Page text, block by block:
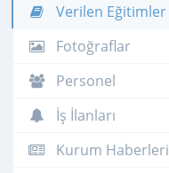
Verilen Eğitimler
Fotoğraflar
Personel
İş İlanları
Kurum Haberleri